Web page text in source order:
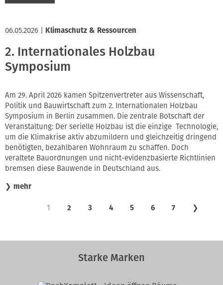
06.05.2026 Klimaschutz & Ressourcen
2. Internationales Holzbau
Symposium
Am 29. April 2026 kamen Spitzenvertreter aus Wissenschaft,
Politik und Bauwirtschaft zum 2. Internationalen Holzbau
Symposium in Berlin zusammen. Die zentrale Botschaft der
Veranstaltung: Der serielle Holzbau ist die einzige Technologie,
um die Klimakrise aktiv abzumildern und gleichzeitig dringend
benötigten, bezahlbaren Wohnraum zu schaffen. Doch
veraltete Bauordnungen und nicht-evidenzbasierte Richtlinien
bremsen diese Bauwende in Deutschland aus.
❯ mehr
1 2 3 4 5 6 7 ❯
Starke Marken